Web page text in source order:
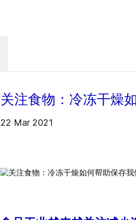
关注食物：冷冻干燥
22 Mar 2021